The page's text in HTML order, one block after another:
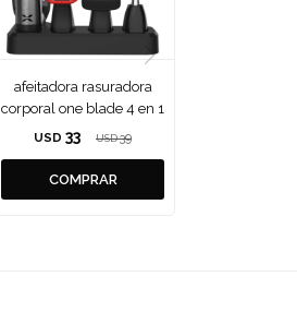
afeitadora rasuradora
corporal one blade 4 en 1
USD 33 USD 39